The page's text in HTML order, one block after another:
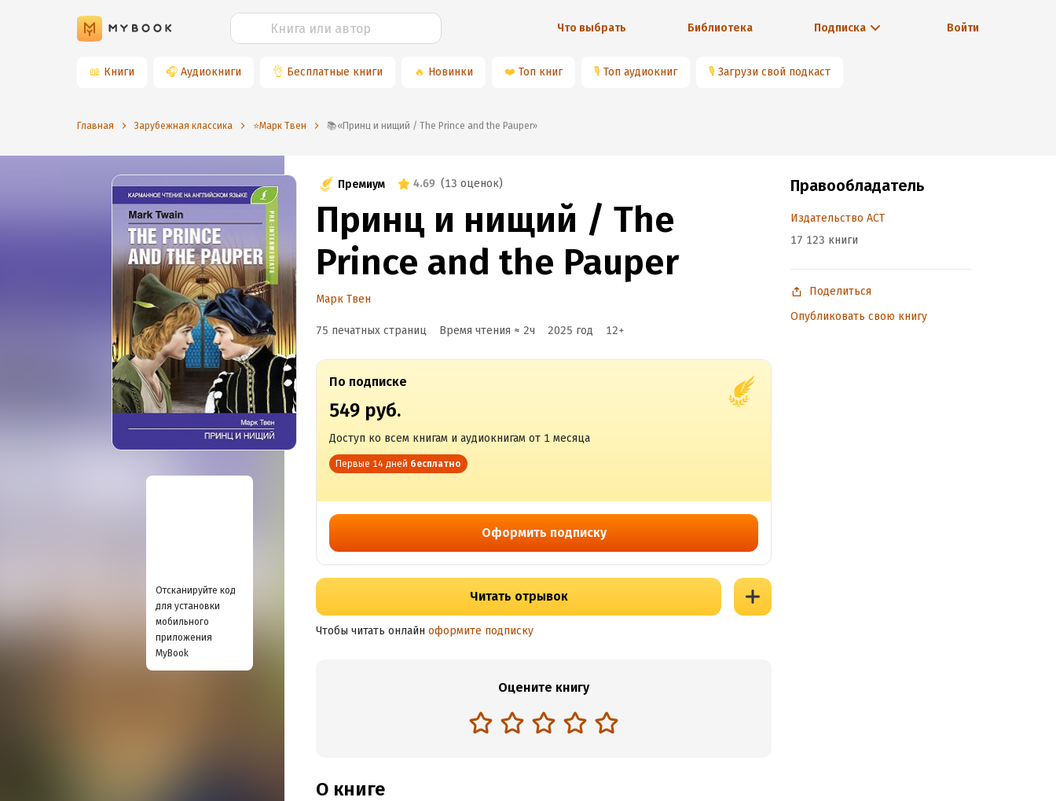
Что выбрать Библиотека Подписка Войти
📖 Книги 🎧 Аудиокниги 👌 Бесплатные книги 🔥 Новинки ❤️ Топ книг 🎙 Топ аудиокниг 🎙 Загрузи свой подкаст
Главная Зарубежная классика ⭐️Марк Твен 📚«Принц и нищий / The Prince and the Pauper»
Отсканируйте код
для установки
мобильного
приложения
MyBook
Премиум 4.69 (13 оценок)
Принц и нищий / The
Prince and the Pauper
Марк Твен
75 печатных страниц Время чтения ≈ 2ч 2025 год 12+
По подписке
549 руб.
Доступ ко всем книгам и аудиокнигам от 1 месяца
Первые 14 дней бесплатно
Оформить подписку
Читать отрывок
Чтобы читать онлайн оформите подписку
Оцените книгу
О книге
Правообладатель
Издательство АСТ
17 123 книги
Поделиться
Опубликовать свою книгу